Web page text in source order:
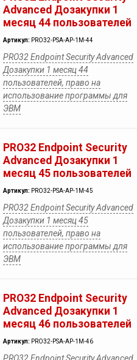
Advanced Дозакупки 1
месяц 44 пользователей
Артикул: PRO32-PSA-AP-1M-44
PRO32 Endpoint Security Advanced
Дозакупки 1 месяц 44
пользователей, право на
использование программы для
ЭВМ
PRO32 Endpoint Security
Advanced Дозакупки 1
месяц 45 пользователей
Артикул: PRO32-PSA-AP-1M-45
PRO32 Endpoint Security Advanced
Дозакупки 1 месяц 45
пользователей, право на
использование программы для
ЭВМ
PRO32 Endpoint Security
Advanced Дозакупки 1
месяц 46 пользователей
Артикул: PRO32-PSA-AP-1M-46